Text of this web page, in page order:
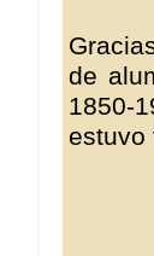
de
estuvo